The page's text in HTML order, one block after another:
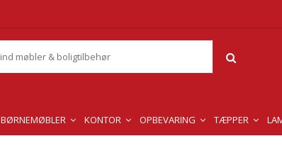
BØRNEMØBLER KONTOR OPBEVARING TÆPPER